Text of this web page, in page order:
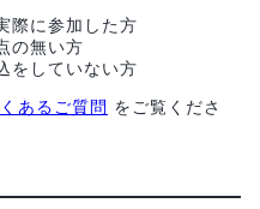
際に参加した方
の無い方
をしていない方
あるご質問 をご覧くださ